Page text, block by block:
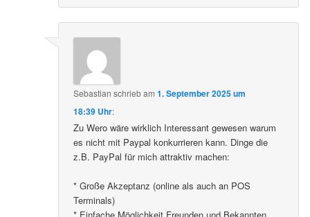
Sebastian schriebam1. September 2025 um
18:39 Uhr:
Zu Wero wäre wirklich Interessant gewesen warum
es nicht mit Paypal konkurrieren kann. Dinge die
z.B. PayPal für mich attraktiv machen:
* Große Akzeptanz (online als auch an POS
Terminals)